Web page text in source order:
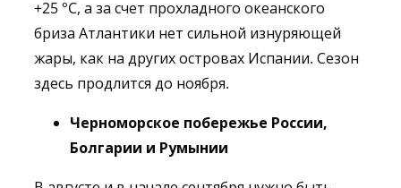
+25 °C, а за счет прохладного океанского
бриза Атлантики нет сильной изнуряющей
жары, как на других островах Испании. Сезон
здесь продлится до ноября.
Черноморское побережье России,
Болгарии и Румынии